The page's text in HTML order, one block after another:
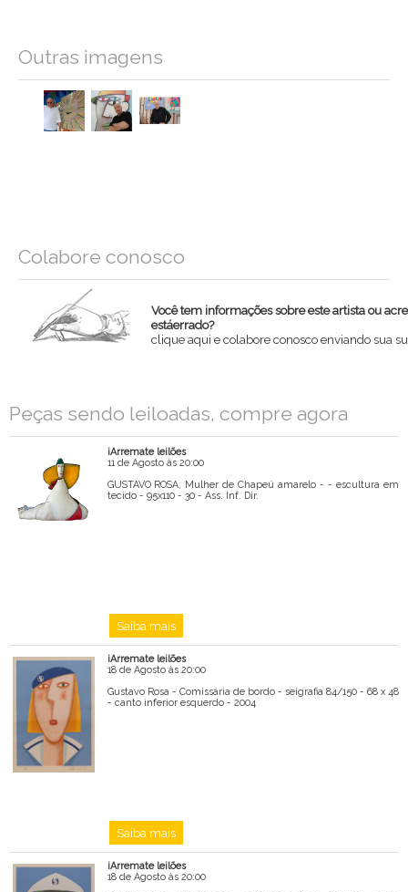
Outras imagens
Colabore conosco
Você tem informações sobre este artista ou
estáerrado?
clique aqui e colabore conosco enviando sua
Mensagem
Peças sendo leiloadas, compre agora
iArremate leilões
11 de Agosto às 20:00
GUSTAVO ROSA, Mulher de Chapeú amarelo - - escultura em
tecido - 95x110 - 30 - Ass. Inf. Dir.
Saiba mais
iArremate leilões
18 de Agosto às 20:00
Gustavo Rosa - Comissária de bordo - seigrafia 84/150 - 68 x 48
- canto inferior esquerdo - 2004
Saiba mais
iArremate leilões
18 de Agosto às 20:00